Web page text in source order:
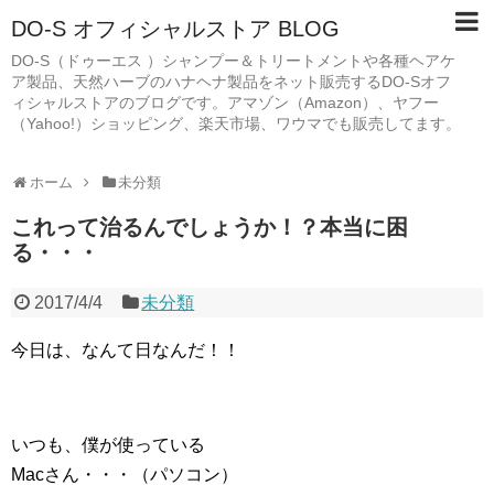
DO-S オフィシャルストア BLOG
DO-S（ドゥーエス ）シャンプー＆トリートメントや各種ヘアケ
ア製品、天然ハーブのハナヘナ製品をネット販売するDO-Sオフ
ィシャルストアのブログです。アマゾン（Amazon）、ヤフー
（Yahoo!）ショッピング、楽天市場、ワウマでも販売してます。
ホーム 未分類
これって治るんでしょうか！？本当に困
る・・・
2017/4/4 未分類
今日は、なんて日なんだ！！
いつも、僕が使っている
Macさん・・・（パソコン）